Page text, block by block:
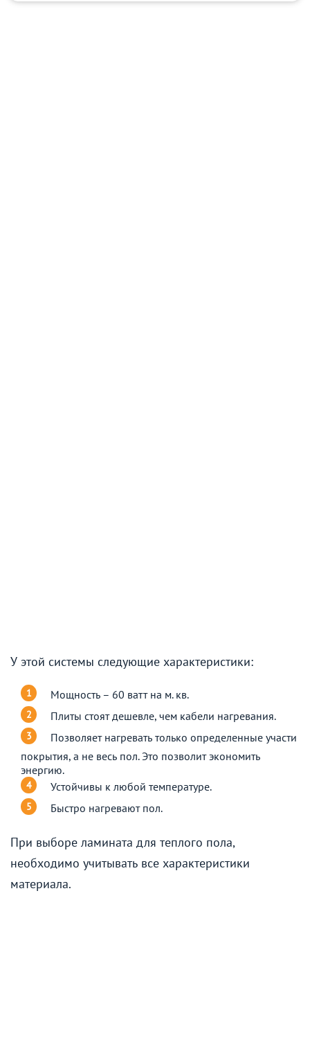
У этой системы следующие характеристики:
Мощность – 60 ватт на м. кв.
Плиты стоят дешевле, чем кабели нагревания.
Позволяет нагревать только определенные участи
покрытия, а не весь пол. Это позволит экономить
энергию.
Устойчивы к любой температуре.
Быстро нагревают пол.
При выборе ламината для теплого пола,
необходимо учитывать все характеристики
материала.